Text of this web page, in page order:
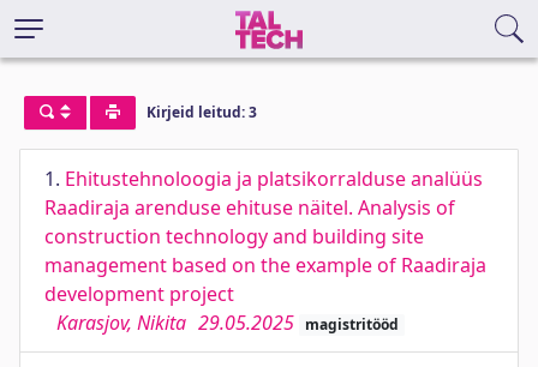
Kirjeid leitud: 3
1. Ehitustehnoloogia ja platsikorralduse analüüs
Raadiraja arenduse ehituse näitel. Analysis of
construction technology and building site
management based on the example of Raadiraja
development project
Karasjov, Nikita 29.05.2025 magistritööd